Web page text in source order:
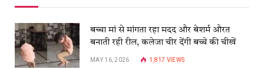
बच्चा मां से मांगता रहा मदद और बेशर्म औरत
बनाती रही रील, कलेजा चीर देंगी बच्चे की चीखें
MAY 16, 2026 1,817 VIEWS